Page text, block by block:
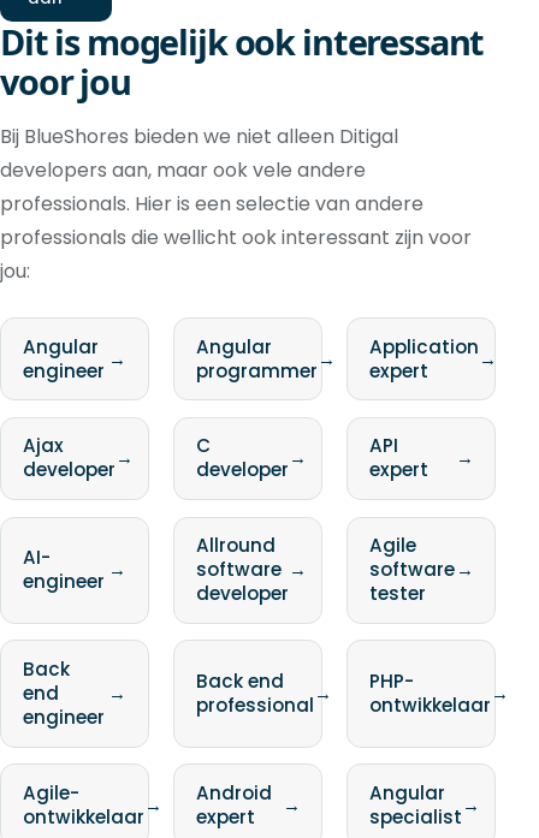
Dit is mogelijk ook interessant
voor jou
Bij BlueShores bieden we niet alleen Ditigal
developers aan, maar ook vele andere
professionals. Hier is een selectie van andere
professionals die wellicht ook interessant zijn voor
jou:
Angular
engineer →
Angular
programmer→
Application
expert
→
Ajax
developer→
C
developer→
API
expert
→
AI-
engineer →
Allround
software
developer
→
Agile
software
tester
→
Back
end
engineer
→
Back end
professional→
PHP-
ontwikkelaar→
Agile-
ontwikkelaar→
Android
expert
→
Angular
specialist→